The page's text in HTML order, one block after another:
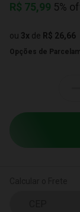
R$ 75,99 5%
ou 3x de R$ 26,66
Opções de